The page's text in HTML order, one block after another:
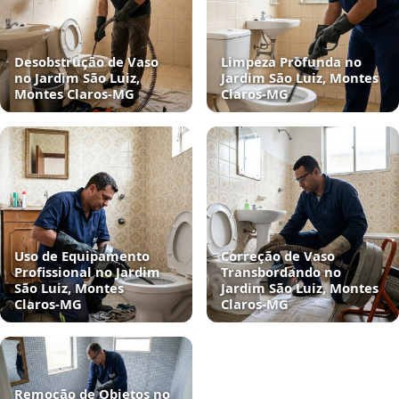
Desobstrução de Vaso
no Jardim São Luiz,
Montes Claros‑MG
Limpeza Profunda no
Jardim São Luiz, Montes
Claros‑MG
Uso de Equipamento
Profissional no Jardim
São Luiz, Montes
Claros‑MG
Correção de Vaso
Transbordando no
Jardim São Luiz, Montes
Claros‑MG
Remoção de Objetos no